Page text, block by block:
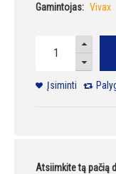
Gamintojas: Vivax
Įsiminti
Atsiimkite tą pačią